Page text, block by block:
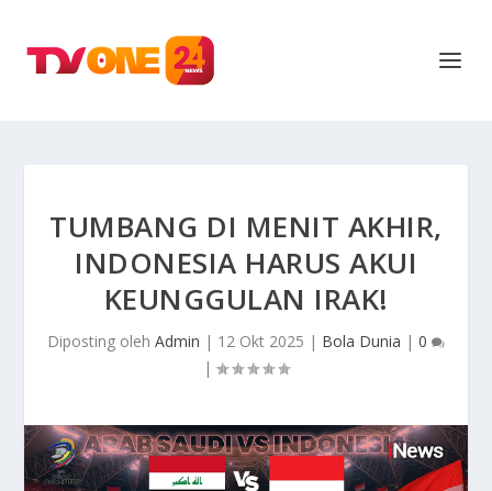
TUMBANG DI MENIT AKHIR,
INDONESIA HARUS AKUI
KEUNGGULAN IRAK!
Diposting oleh Admin | 12 Okt 2025 | Bola Dunia | 0
|